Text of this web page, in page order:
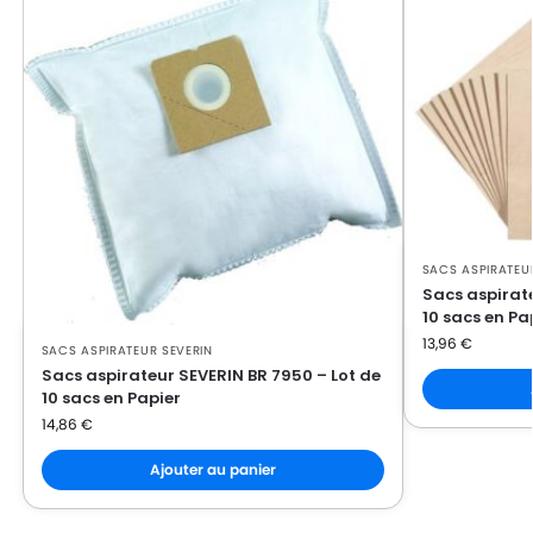
SACS ASPIRATEUR SEVERIN
Sacs aspirateur SEVERIN BR 7950 – Lot de
10 sacs en Papier
14,86 €
Ajouter au panier
SACS
Sacs
10 sacs en
13,96 €